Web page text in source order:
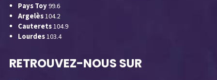
Pays Toy99.6
Argelès104.2
Cauterets104.9
Lourdes103.4
RETROUVEZ-NOUS SUR